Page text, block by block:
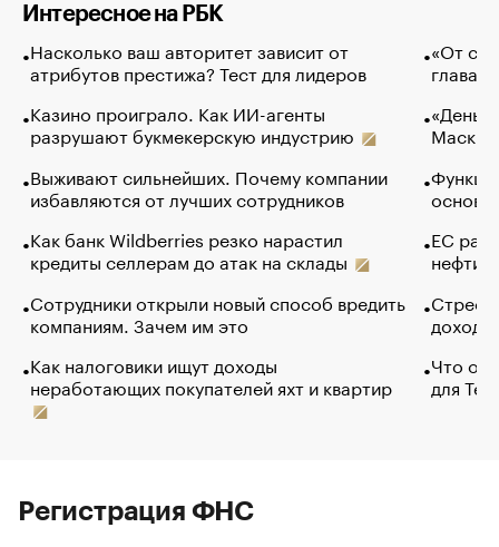
Интересное на РБК
Насколько ваш авторитет зависит от
атрибутов престижа? Тест для лидеров
Казино проиграло. Как ИИ-агенты
разрушают букмекерскую индустрию
Выживают сильнейших. Почему компании
избавляются от лучших сотрудников
Как банк Wildberries резко нарастил
кредиты селлерам до атак на склады
Сотрудники открыли новый способ вредить
компаниям. Зачем им это
Как налоговики ищут доходы
неработающих покупателей яхт и квартир
«От
глава
Маск в
основ
ЕС
нефти
Что
для
Регистрация ФНС